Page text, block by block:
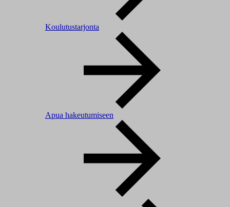
Koulutustarjonta
Apua hakeutumiseen